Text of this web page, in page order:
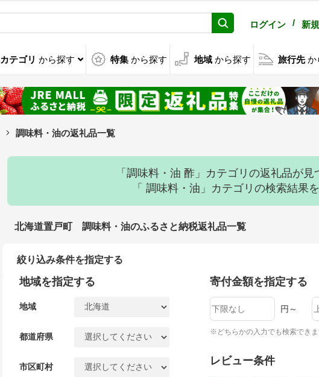
ログイン / 新
カテゴリ から探す 特集 から探す 地域 から探す 旅行先 か
調味料・油の返礼品一覧
「調味料・油 酢」カテゴリの返礼品が見
「 調味料・油」カテゴリの検索結果
北海道置戸町 調味料・油のふるさと納税返礼品一覧
絞り込み条件を指定する
地域を指定する
地域
都道府県
市区町村
寄付金額を指定する
円～
※どちらかの入力でも検索できま
レビュー条件